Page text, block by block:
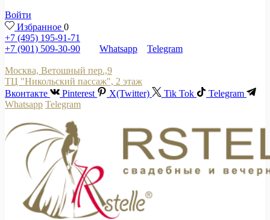
Войти
Избранное 0
+7 (495) 195-91-71
+7 (901) 509-30-90
Whatsapp Telegram
Москва, Ветошный пер.,9
ТЦ "Никольский пассаж", 2 этаж
Вконтакте
Pinterest X(Twitter) Tik Tok
Telegram
Whatsapp Telegram